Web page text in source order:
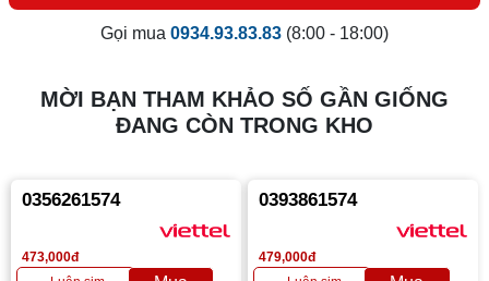
Gọi mua 0934.93.83.83 (8:00 - 18:00)
MỜI BẠN THAM KHẢO SỐ GẦN GIỐNG
ĐANG CÒN TRONG KHO
0356261574
473,000đ
0393861574
479,000đ